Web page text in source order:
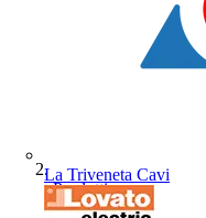
La Triveneta Cavi
Prodotti